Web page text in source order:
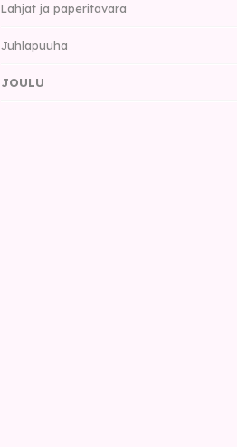
Lahjat ja paperitavara
Juhlapuuha
JOULU